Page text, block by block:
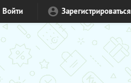
Войти Зарегистрироваться